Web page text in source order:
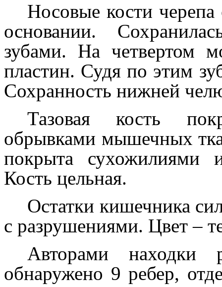
Носовые кости
основании.
зубами. На четвертом
пластин. Судя по этим
Сохранность нижней
Тазовая кость
обрывками мышечных
покрыта
Кость цельная.
Остатки кишечника
с разрушениями. Цвет –
Авторами
обнаружено 9 ребер,